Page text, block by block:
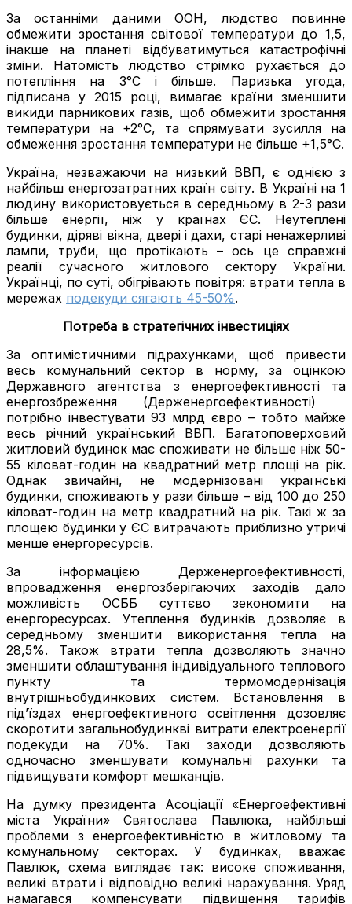
За останніми даними ООН, людство повинне
обмежити зростання світової температури до 1,5,
інакше на планеті відбуватимуться катастрофічні
зміни. Натомість людство стрімко рухається до
потепління на 3°С і більше. Паризька угода,
підписана у 2015 році, вимагає країни зменшити
викиди парникових газів, щоб обмежити зростання
температури на +2°С, та спрямувати зусилля на
обмеження зростання температури не більше +1,5°С.
Україна, незважаючи на низький ВВП, є однією з
найбільш енергозатратних країн світу. В Україні на 1
людину використовується в середньому в 2-3 рази
більше енергії, ніж у країнах ЄС. Неутеплені
будинки, діряві вікна, двері і дахи, старі ненажерливі
лампи, труби, що протікають – ось це справжні
реалії сучасного житлового сектору України.
Українці, по суті, обігрівають повітря: втрати тепла в
мережах подекуди сягають 45-50%.
Потреба в стратегічних інвестиціях
За оптимістичними підрахунками, щоб привести
весь комунальний сектор в норму, за оцінкою
Державного агентства з енергоефективності та
енергозбреження (Держенергоефективності)
потрібно інвестувати 93 млрд євро – тобто майже
весь річний український ВВП. Багатоповерховий
житловий будинок має споживати не більше ніж 50-
55 кіловат-годин на квадратний метр площі на рік.
Однак звичайні, не модернізовані українські
будинки, споживають у рази більше – від 100 до 250
кіловат-годин на метр квадратний на рік. Такі ж за
площею будинки у ЄС витрачають приблизно утричі
менше енергоресурсів.
За інформацією Держенергоефективності,
впровадження енергозберігаючих заходів дало
можливість ОСББ суттєво зекономити на
енергоресурсах. Утеплення будинків дозволяє в
середньому зменшити використання тепла на
28,5%. Також втрати тепла дозволяють значно
зменшити облаштування індивідуального теплового
пункту та термомодернізація
внутрішньобудинкових систем. Встановлення в
під’їздах енергоефективного освітлення дозовляє
скоротити загальнобудинкві витрати електроенергії
подекуди на 70%. Такі заходи дозволяють
одночасно зменшувати комунальні рахунки та
підвищувати комфорт мешканців.
На думку президента Асоціації «Енергоефективні
міста України» Святослава Павлюка, найбільші
проблеми з енергоефективністю в житловому та
комунальному секторах. У будинках, вважає
Павлюк, схема виглядає так: високе споживання,
великі втрати і відповідно великі нарахування. Уряд
намагався компенсувати підвищення тарифів